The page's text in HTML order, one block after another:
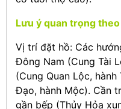
Lưu ý quan trọng
Vị trí đặt hồ: Các
Đông Nam (Cung Tài
(Cung Quan Lộc,
Đạo, hành Mộc). Cần
gần bếp (Thủy Hỏa